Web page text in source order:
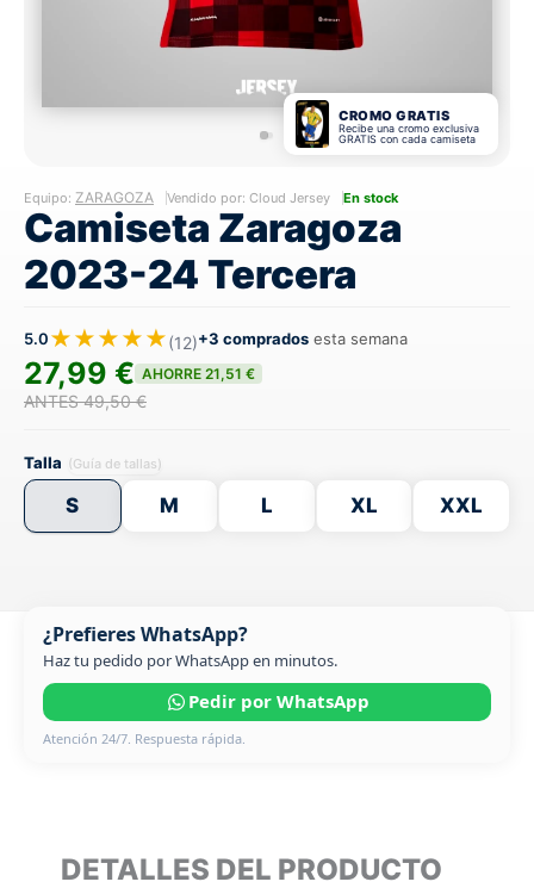
CROMO GRATIS
Recibe una cromo exclusiva
GRATIS con cada camiseta
Equipo: ZARAGOZA Vendido por: Cloud Jersey En stock
Camiseta Zaragoza
2023-24 Tercera
5.0★★★★★(12)+3 comprados esta semana
27,99 € AHORRE 21,51 €
ANTES 49,50 €
Talla (Guía de tallas)
S M L XL XXL
¿Prefieres WhatsApp?
Haz tu pedido por WhatsApp en minutos.
Pedir por WhatsApp
Atención 24/7. Respuesta rápida.
DETALLES DEL PRODUCTO